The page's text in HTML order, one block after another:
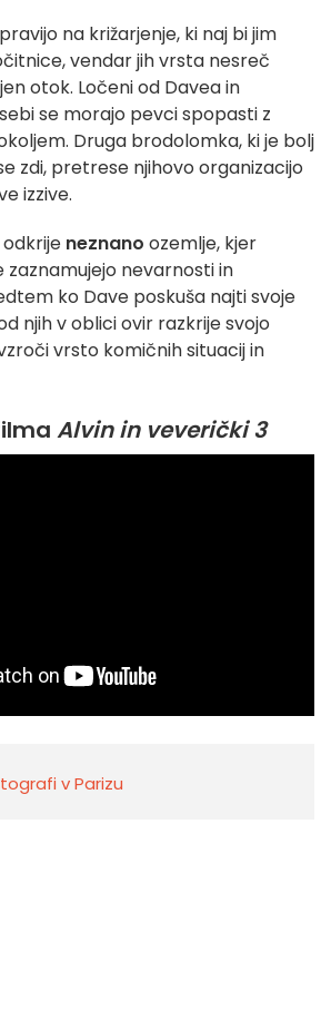
na križarjenje, ki naj bi jim
vendar jih vrsta nesreč
otok. Ločeni od Davea in
se morajo pevci spopasti z
Druga brodolomka, ki je bolj
zdi, pretrese njihovo organizacijo
izzive.
neznano ozemlje, kjer
zaznamujejo nevarnosti in
ko Dave poskuša najti svoje
njih v oblici ovir razkrije svojo
vrsto komičnih situacij in
Alvin in veverički 3
v Parizu